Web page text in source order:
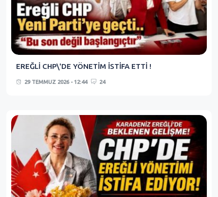
EREĞLİ CHP\'DE YÖNETİM İSTİFA ETTİ !
29 TEMMUZ 2026 - 12:44 24